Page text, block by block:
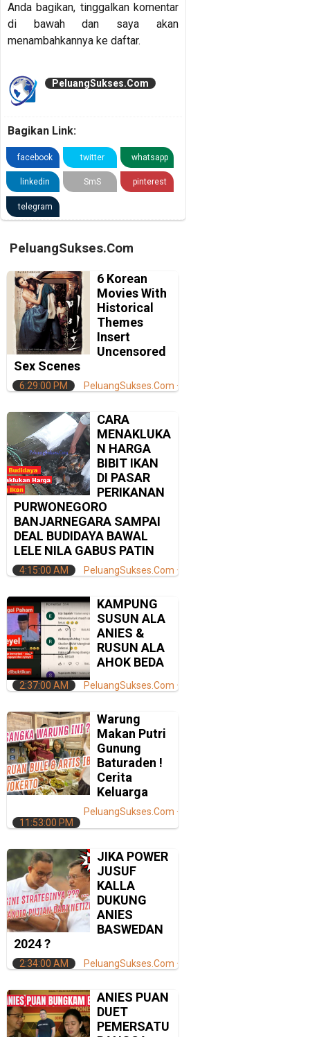
Anda bagikan, tinggalkan komentar
di bawah dan saya akan
menambahkannya ke daftar.
PeluangSukses.Com
Bagikan Link:
facebook twitter whatsapp
linkedin SmS pinterest
telegram
PeluangSukses.Com
6 Korean
Movies With
Historical
Themes
Insert
Uncensored
Sex Scenes
PeluangSukses.Com
6:29:00 PM
CARA
MENAKLUKA
N HARGA
BIBIT IKAN
DI PASAR
PERIKANAN
PURWONEGORO
BANJARNEGARA SAMPAI
DEAL BUDIDAYA BAWAL
LELE NILA GABUS PATIN
PeluangSukses.Com
4:15:00 AM
KAMPUNG
SUSUN ALA
ANIES &
RUSUN ALA
AHOK BEDA
PeluangSukses.Com
2:37:00 AM
Warung
Makan Putri
Gunung
Baturaden !
Cerita
Keluarga
PeluangSukses.Com
11:53:00 PM
JIKA POWER
JUSUF
KALLA
DUKUNG
ANIES
BASWEDAN
2024 ?
PeluangSukses.Com
2:34:00 AM
ANIES PUAN
DUET
PEMERSATU